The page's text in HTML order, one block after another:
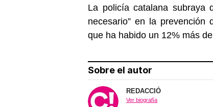
La policía catalana subraya
necesario” en la prevención
que ha habido un 12% más
Sobre el autor
REDACCIÓ
Ver biografía